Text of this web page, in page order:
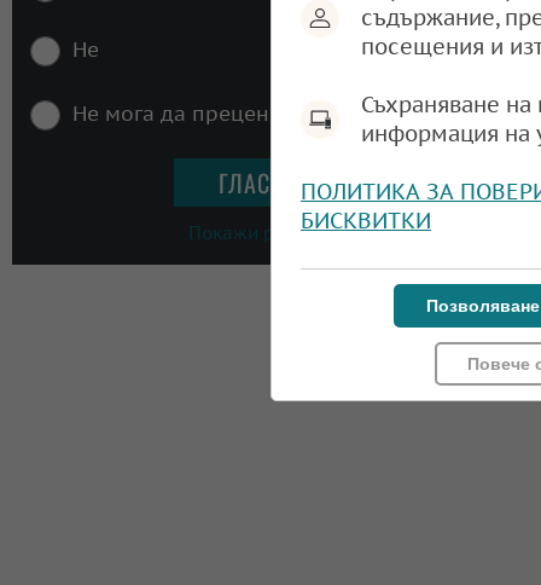
Не
Не мога да преценя
Покажи резултати
съдържание,
посещения и
Съхраняване
информация на
ПОЛИТИКА ЗА
БИСКВИТКИ
Повече